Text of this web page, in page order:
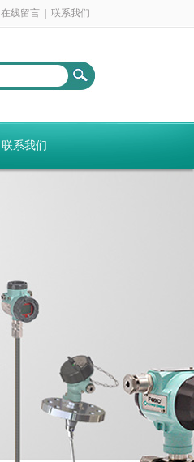
在线留言 联系我们
联系我们